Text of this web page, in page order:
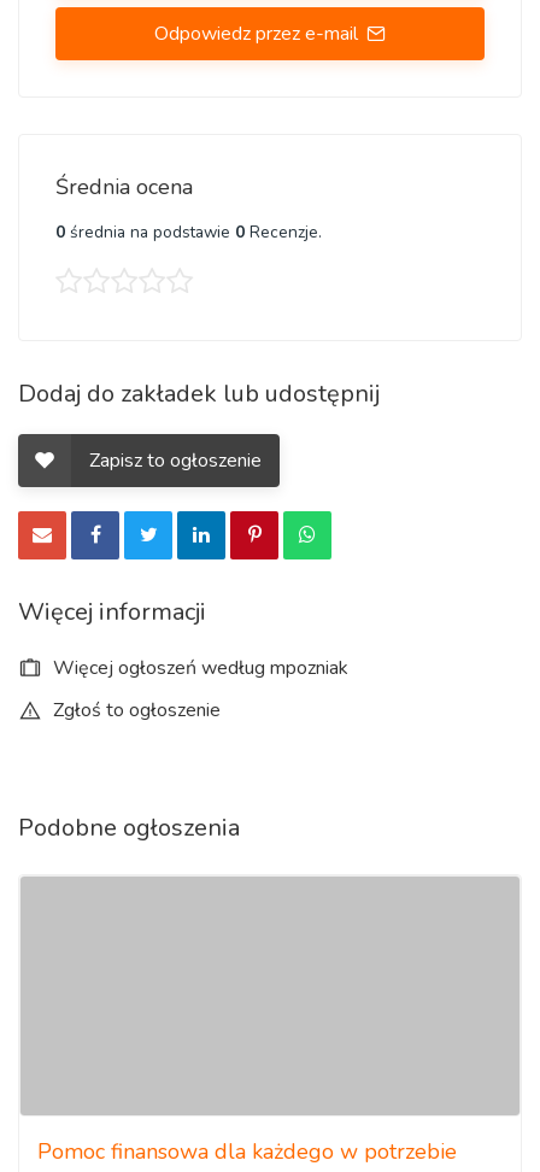
15 euro brutto/h
SOOLZEMOS UNNA- team leader z językiem niemieckim
euro brutto/h (+darmowe zakwaterowanie)
KONTAKT:
506 380 521
Odpowiedz przez e-mail
Średnia ocena
0 średnia na podstawie 0 Recenzje.
Dodaj do zakładek lub udostępnij
Zapisz to ogłoszenie
Więcej informacji
Więcej ogłoszeń według mpozniak
Zgłoś to ogłoszenie
Podobne ogłoszenia
Pomoc finansowa dla każdego w potrzebie